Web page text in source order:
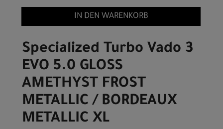
IN DEN WARENKORB
Specialized Turbo Vado 3
EVO 5.0 GLOSS
AMETHYST FROST
METALLIC / BORDEAUX
METALLIC XL